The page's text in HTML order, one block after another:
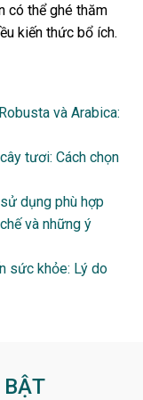
có thể ghé thăm
kiến thức bổ ích.
và Arabica:
tươi: Cách chọn
dụng phù hợp
và những ý
sức khỏe: Lý do